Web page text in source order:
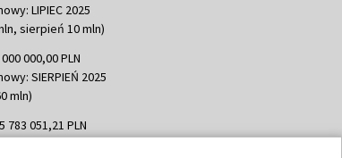
LIPIEC 2025
sierpień 10 mln)
000,00 PLN
SIERPIEŃ 2025
mln)
051,21 PLN